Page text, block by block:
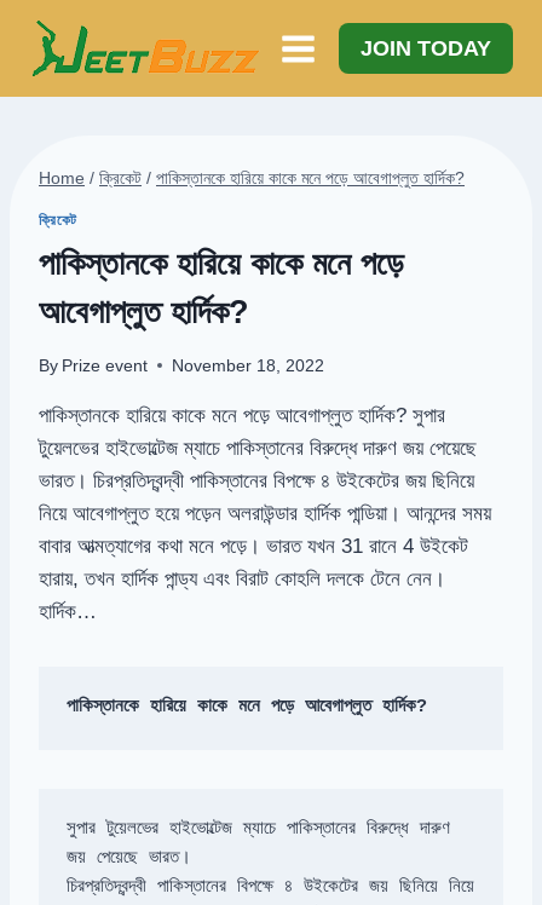
Skip
content
JOIN TODAY
Home / ক্রিকেট / পাকিস্তানকে হারিয়ে কাকে মনে পড়ে আবেগাপ্লুত হার্দিক?
ক্রিকেট
পাকিস্তানকে হারিয়ে কাকে মনে পড়ে
আবেগাপ্লুত হার্দিক?
By Prize event November 18, 2022
পাকিস্তানকে হারিয়ে কাকে মনে পড়ে আবেগাপ্লুত হার্দিক? সুপার
টুয়েলভের হাইভোল্টেজ ম্যাচে পাকিস্তানের বিরুদ্ধে দারুণ জয় পেয়েছে
ভারত। চিরপ্রতিদ্বন্দ্বী পাকিস্তানের বিপক্ষে ৪ উইকেটের জয় ছিনিয়ে
নিয়ে আবেগাপ্লুত হয়ে পড়েন অলরাউন্ডার হার্দিক পান্ডিয়া। আনন্দের সময়
বাবার আত্মত্যাগের কথা মনে পড়ে। ভারত যখন 31 রানে 4 উইকেট
হারায়, তখন হার্দিক পান্ড্য এবং বিরাট কোহলি দলকে টেনে নেন।
হার্দিক…
পাকিস্তানকে হারিয়ে কাকে মনে পড়ে আবেগাপ্লুত হার্দিক?
সুপার টুয়েলভের হাইভোল্টেজ ম্যাচে পাকিস্তানের বিরুদ্ধে দারুণ
চিরপ্রতিদ্বন্দ্বী পাকিস্তানের বিপক্ষে ৪ উইকেটের জয় ছিনিয়ে নিয়ে